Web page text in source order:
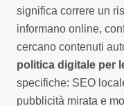
significa correre un
informano online,
cercano contenuti
politica digitale per
specifiche: SEO
pubblicità mirata e